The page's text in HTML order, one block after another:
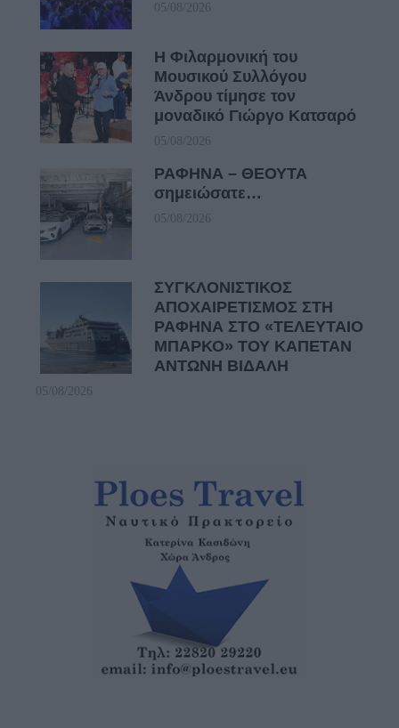
05/08/2026
Η Φιλαρμονική του
Μουσικού Συλλόγου
Άνδρου τίμησε τον
μοναδικό Γιώργο Κατσαρό
05/08/2026
ΡΑΦΗΝΑ – ΘΕΟΥΤΑ
σημειώσατε…
05/08/2026
ΣΥΓΚΛΟΝΙΣΤΙΚΟΣ
ΑΠΟΧΑΙΡΕΤΙΣΜΟΣ ΣΤΗ
ΡΑΦΗΝΑ ΣΤΟ «ΤΕΛΕΥΤΑΙΟ
ΜΠΑΡΚΟ» ΤΟΥ ΚΑΠΕΤΑΝ
ΑΝΤΩΝΗ ΒΙΔΑΛΗ
05/08/2026